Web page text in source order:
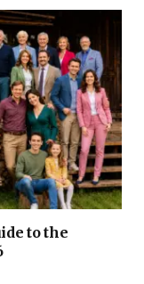
to the